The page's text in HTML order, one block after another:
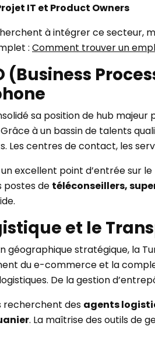
IT et Product Owners
à intégrer ce secteur,
: Comment trouver un
(Business
sa position de hub
à un bassin de talents
Les centres de contact, les
excellent point d’entrée sur
postes de téléconseillers,
et le
géographique stratégique, la
du e-commerce et la
De la gestion
recherchent des agents
. La maîtrise des outils de